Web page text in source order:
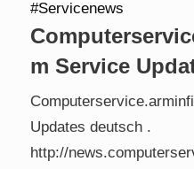
m Service
Updates deutsch .
http://